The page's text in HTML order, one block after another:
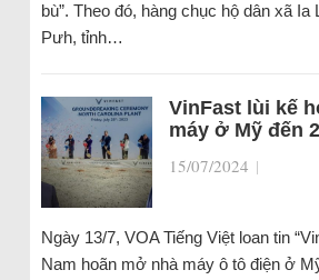
bù”. Theo đó, hàng chục hộ dân xã Ia
Pưh, tỉnh…
VinFast lùi kế
máy ở Mỹ đến
15/07/2024 |
Ngày 13/7, VOA Tiếng Việt loan tin
Nam hoãn mở nhà máy ô tô điện ở